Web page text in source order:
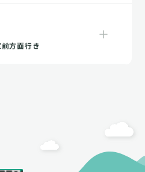
方面行き